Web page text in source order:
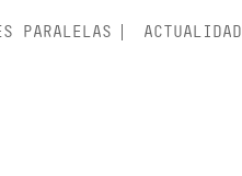
PARALELAS ACTUALIDAD